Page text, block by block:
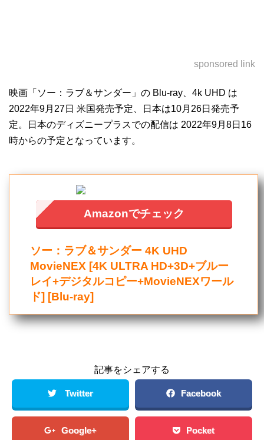
sponsored link
映画「ソー：ラブ＆サンダー」の Blu-ray、4k UHD は
2022年9月27日 米国発売予定、日本は10月26日発売予
定。日本のディズニープラスでの配信は 2022年9月8日16
時からの予定となっています。
Amazonでチェック
ソー：ラブ＆サンダー 4K UHD
MovieNEX [4K ULTRA HD+3D+ブルー
レイ+デジタルコピー+MovieNEXワール
ド] [Blu-ray]
記事をシェアする
Twitter Facebook
Google+ Pocket